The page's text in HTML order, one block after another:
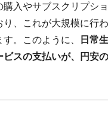
購入やサブスクリプシ
り、これが大規模に行
。このように、
日常
ビスの支払いが、円安